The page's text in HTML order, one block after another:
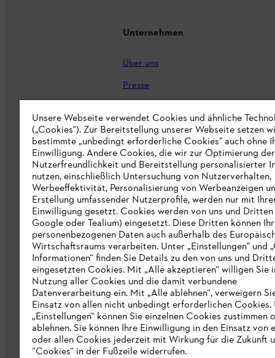
Unternehmen
Über uns
Presse
STIHL Markenshop
Nachhaltigkeit
STIHL Hinweisgebersystem
Informationen für Lieferunternehmen
Erklärung zur Barrierefreiheit
Produktpiraterie
Fakten zu STIHL
Unsere Webseite verwendet Cookies und ähnliche
(„Cookies“). Zur Bereitstellung unserer Webseite setzen
bestimmte „unbedingt erforderliche Cookies" auch ohne
Einwilligung. Andere Cookies, die wir zur Optimierung der
Nutzerfreundlichkeit und Bereitstellung personalisierter
nutzen, einschließlich Untersuchung von Nutzerverhalten,
Werbeeffektivität, Personalisierung von Werbeanzeigen
Erstellung umfassender Nutzerprofile, werden nur mit
Einwilligung gesetzt. Cookies werden von uns und Dritten
Google oder Tealium) eingesetzt. Diese Dritten können
personenbezogenen Daten auch außerhalb des
Wirtschaftsraums verarbeiten. Unter „Einstellungen" und
Informationen“ finden Sie Details zu den von uns und
eingesetzten Cookies. Mit „Alle akzeptieren“ willigen Sie
Nutzung aller Cookies und die damit verbundene
Datenverarbeitung ein. Mit „Alle ablehnen“, verweigern
Einsatz von allen nicht unbedingt erforderlichen Cookies.
„Einstellungen“ können Sie einzelnen Cookies zustimmen
ablehnen. Sie können Ihre Einwilligung in den Einsatz von
oder allen Cookies jederzeit mit Wirkung für die Zukunft
“Cookies“ in der Fußzeile widerrufen.